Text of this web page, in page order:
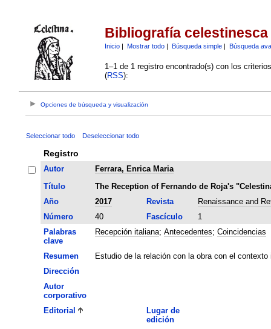
Bibliografía celestinesca
Inicio| Mostrar todo| Búsqueda simple| Búsqueda
1–1 de 1 registro encontrado(s) con los
(RSS):
Opciones de búsqueda y visualización
Seleccionar todo Deseleccionar todo
Registro
Autor
Ferrara, Enrica Maria
Título
The Reception of Fernando de Roja's
Año
2017 Revista
Renaissance and
Número
40 Fascículo
1
Palabras
clave
Recepción italiana; Antecedentes; Coincidencias
Resumen
Estudio de la relación con la obra con el
Dirección
Autor
corporativo
Editorial
Lugar de
edición